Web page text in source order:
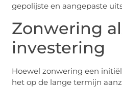
gepolijste en aangepaste
Zonwering
investering
Hoewel zonwering een
het op de lange termijn